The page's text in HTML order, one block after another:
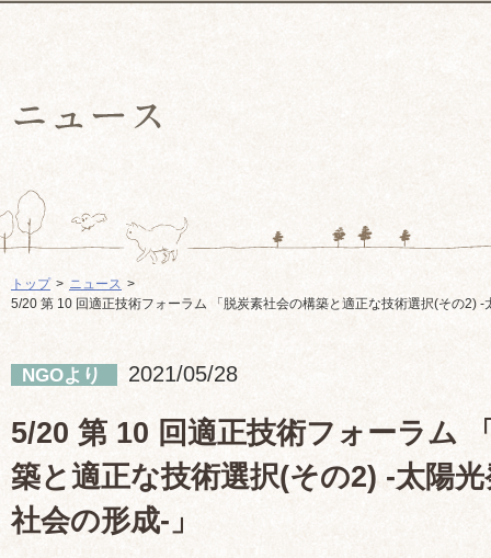
トップ
ニュース
5/20 第 10 回適正技術フォーラム 「脱炭素社会の構築と適正な技術選択(その2)
NGOより 2021/05/28
5/20 第 10 回適正技術フォーラム
築と適正な技術選択(その2) -太陽
社会の形成-」